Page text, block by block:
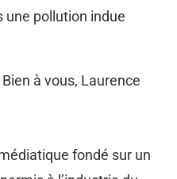
une pollution indue
à vous, Laurence
fondé sur un